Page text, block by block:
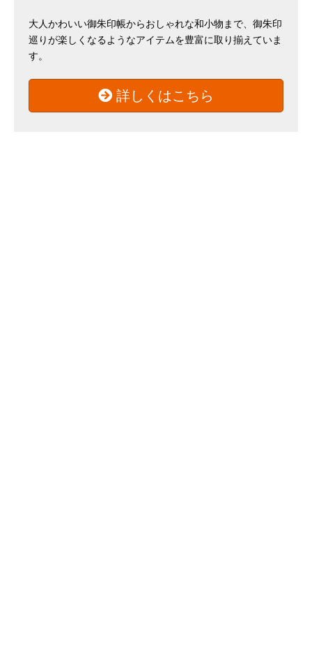
大人かわいい御朱印帳からおしゃれな和小物まで、御朱印
巡りが楽しくなるようなアイテムを豊富に取り揃えていま
す。
詳しくはこちら